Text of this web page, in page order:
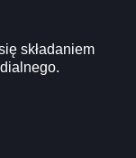
składaniem